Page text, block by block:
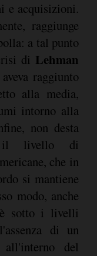
e acquisizioni.
raggiunge
a tal punto
di Lehman
raggiunto
alla media,
intorno alla
non desta
il livello di
che in
si mantiene
modo, anche
sotto i livelli
di un
del